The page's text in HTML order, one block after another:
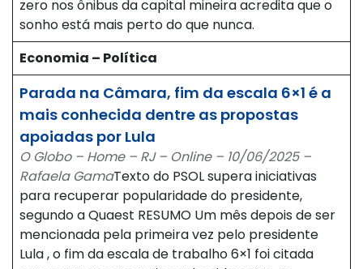
zero nos ônibus da capital mineira acredita que o
sonho está mais perto do que nunca.
Economia – Política
Parada na Câmara, fim da escala 6×1 é a
mais conhecida dentre as propostas
apoiadas por Lula
O Globo – Home – RJ – Online – 10/06/2025 –
Rafaela GamaTexto do PSOL supera iniciativas
para recuperar popularidade do presidente,
segundo a Quaest RESUMO Um mês depois de ser
mencionada pela primeira vez pelo presidente
Lula , o fim da escala de trabalho 6×1 foi citada